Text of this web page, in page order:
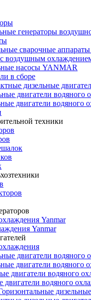
генераторы
сварочные
воздушным
насосы YANMAR
в сборе
дизельные
двигатели водяного
двигатели водяного
техники
Yanmar
Yanmar
двигатели водяного
двигатели водяного
двигатели водяного
двигатели водяного